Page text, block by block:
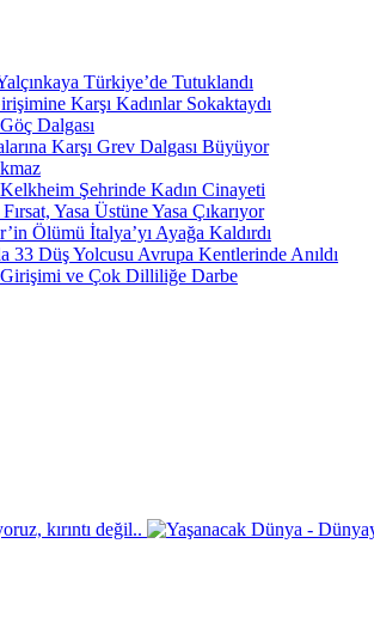
Türkiye’de Tutuklandı
Karşı Kadınlar Sokaktaydı
Dalgası
Karşı Grev Dalgası Büyüyor
Şehrinde Kadın Cinayeti
Yasa Üstüne Yasa Çıkarıyor
Ölümü İtalya’yı Ayağa Kaldırdı
33 Düş Yolcusu Avrupa Kentlerinde Anıldı
ve Çok Dilliliğe Darbe